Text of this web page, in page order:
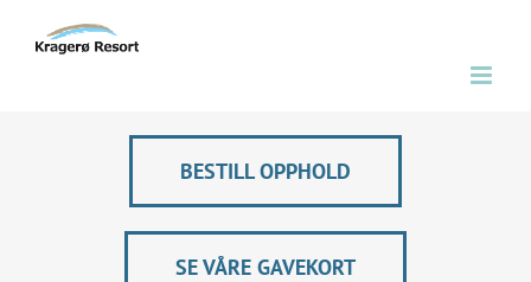
BESTILL OPPHOLD
SE VÅRE GAVEKORT